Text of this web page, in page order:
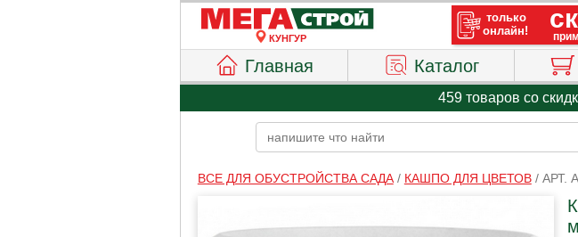
КУНГУР
Главная Каталог
459 товаров со
ВСЕ ДЛЯ ОБУСТРОЙСТВА САДА/ КАШПО ДЛЯ ЦВЕТОВ/ АРТ.